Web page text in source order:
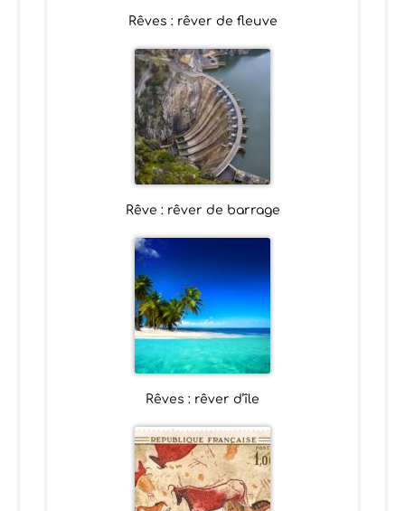
Rêves : rêver de fleuve
Rêve : rêver de barrage
Rêves : rêver d’île